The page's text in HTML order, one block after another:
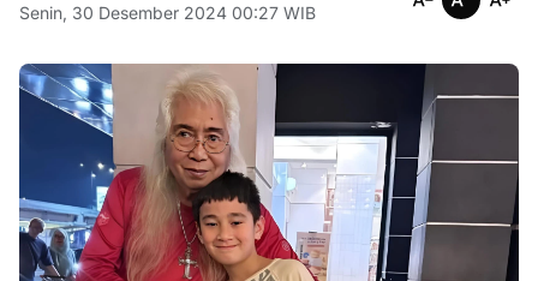
Senin, 30 Desember 2024 00:27 WIB